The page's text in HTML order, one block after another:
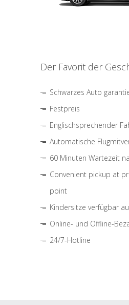
Der Favorit der
Schwarzes Auto
Festpreis
Englischsprechender
Automatische
60 Minuten Wartezeit
Convenient pickup at
point
Kindersitze verfügbar
Online- und Offline-
24/7-Hotline